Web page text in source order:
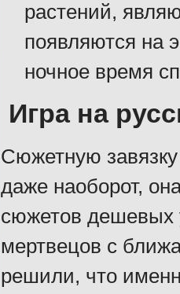
растений,
появляются на
ночное время
Игра на
Сюжетную завязку
даже наоборот,
сюжетов дешевых
мертвецов с
решили, что